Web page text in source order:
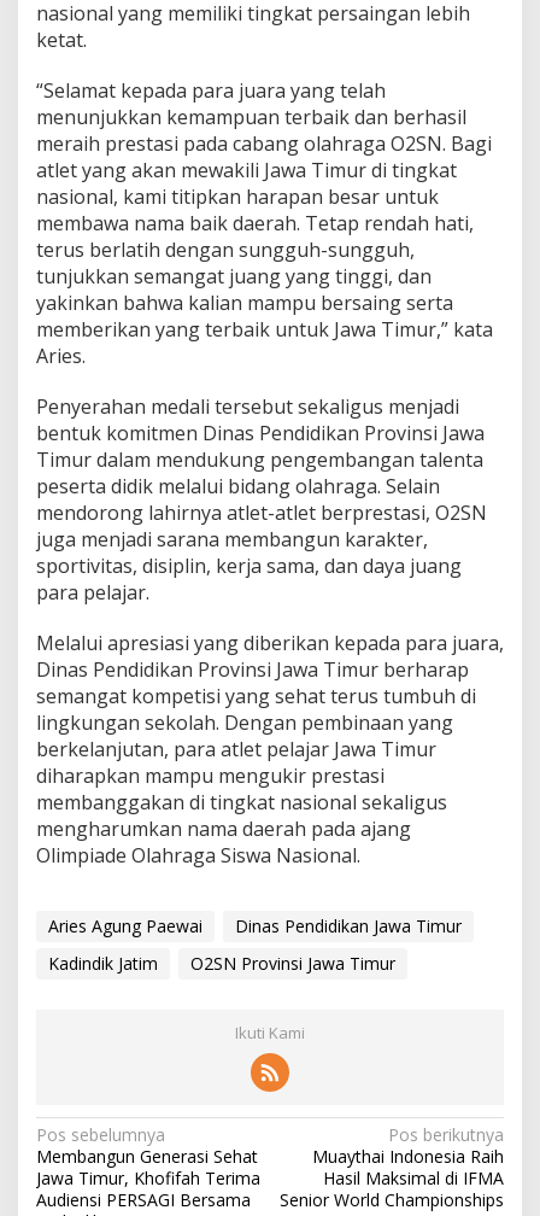
n
u
P
a
n
g
g
u
g
N
a
s
a
l
nasional yang memiliki tingkat persaingan lebih
ketat.
“Selamat kepada para juara yang telah
menunjukkan kemampuan terbaik dan berhasil
meraih prestasi pada cabang olahraga O2SN. Bagi
atlet yang akan mewakili Jawa Timur di tingkat
nasional, kami titipkan harapan besar untuk
membawa nama baik daerah. Tetap rendah hati,
terus berlatih dengan sungguh-sungguh,
tunjukkan semangat juang yang tinggi, dan
yakinkan bahwa kalian mampu bersaing serta
memberikan yang terbaik untuk Jawa Timur,” kata
Aries.
Penyerahan medali tersebut sekaligus menjadi
bentuk komitmen Dinas Pendidikan Provinsi Jawa
Timur dalam mendukung pengembangan talenta
peserta didik melalui bidang olahraga. Selain
mendorong lahirnya atlet-atlet berprestasi, O2SN
juga menjadi sarana membangun karakter,
sportivitas, disiplin, kerja sama, dan daya juang
para pelajar.
Melalui apresiasi yang diberikan kepada para juara,
Dinas Pendidikan Provinsi Jawa Timur berharap
semangat kompetisi yang sehat terus tumbuh di
lingkungan sekolah. Dengan pembinaan yang
berkelanjutan, para atlet pelajar Jawa Timur
diharapkan mampu mengukir prestasi
membanggakan di tingkat nasional sekaligus
mengharumkan nama daerah pada ajang
Olimpiade Olahraga Siswa Nasional.
Aries Agung Paewai
Dinas Pendidikan Jawa Timur
Kadindik Jatim
O2SN Provinsi Jawa Timur
Ikuti Kami
N
a
Pos sebelumnya
Membangun Generasi Sehat
Jawa Timur, Khofifah Terima
Audiensi PERSAGI Bersama
Pos berikutnya
Muaythai Indonesia Raih
Hasil Maksimal di IFMA
Senior World Championships